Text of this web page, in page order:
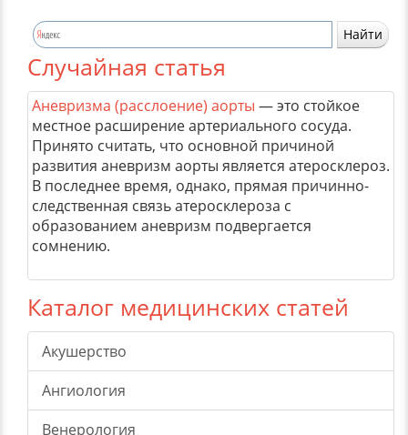
Случайная статья
Аневризма (расслоение) аорты — это стойкое
местное расширение артериального сосуда.
Принято считать, что основной причиной
развития аневризм аорты является атеросклероз.
В последнее время, однако, прямая причинно-
следственная связь атеросклероза с
образованием аневризм подвергается
сомнению.
Каталог медицинских статей
Акушерство
Ангиология
Венерология